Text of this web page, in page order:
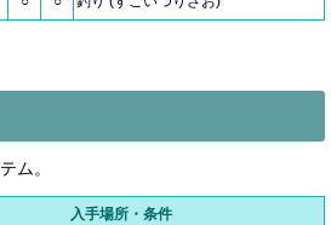
ム。
入手場所・条件